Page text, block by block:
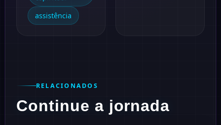
assistência
RELACIONADOS
Continue a jornada
#3